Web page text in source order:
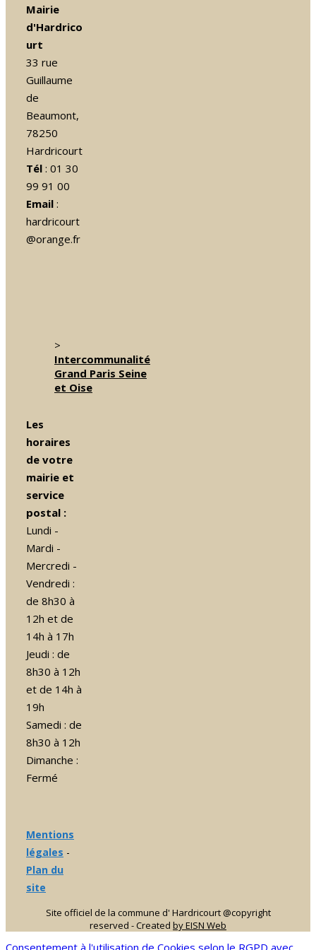
Mairie
d'Hardrico
urt
33 rue
Guillaume
de
Beaumont,
78250
Hardricourt
Tél : 01 30
99 91 00
Email :
hardricourt
@orange.fr
>
Intercommunalité
Grand Paris Seine
et Oise
Les
horaires
de votre
mairie et
service
postal :
Lundi -
Mardi -
Mercredi -
Vendredi :
de 8h30 à
12h et de
14h à 17h
Jeudi : de
8h30 à 12h
et de 14h à
19h
Samedi : de
8h30 à 12h
Dimanche :
Fermé
Mentions
légales -
Plan du
site
Site officiel de la commune d' Hardricourt @copyright
reserved - Created by EISN Web
Consentement à l'utilisation de Cookies selon le RGPD avec